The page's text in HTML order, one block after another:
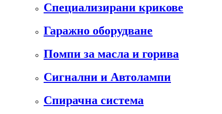
Специализирани крикове
Гаражно оборудване
Помпи за масла и горива
Сигнални и Автолампи
Спирачна система